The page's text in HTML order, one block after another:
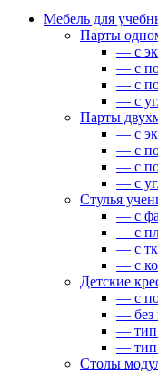
Мебель для
Парты
— c
— c
— c
— c
Парты
— c
— c
— c
— c
Стулья
— c
— c
— c
— c
Детские
— с
— без
— тип
— тип
Столы